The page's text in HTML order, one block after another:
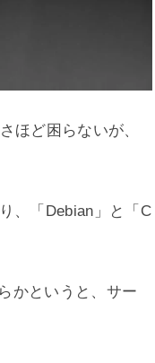
ほど困らないが、
、「Debian」と「C
かというと、サー